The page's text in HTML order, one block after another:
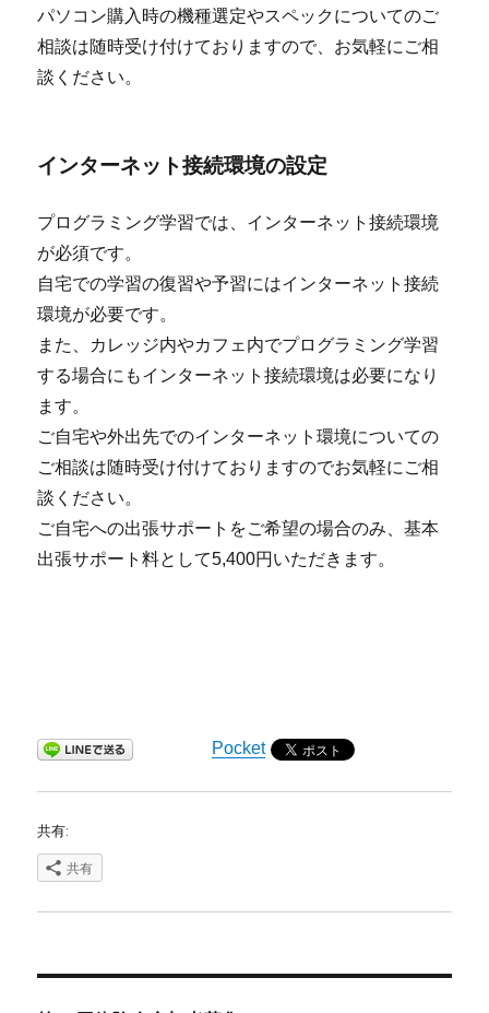
パソコン購入時の機種選定やスペックについてのご
相談は随時受け付けておりますので、お気軽にご相
談ください。
インターネット接続環境の設定
プログラミング学習では、インターネット接続環境
が必須です。
自宅での学習の復習や予習にはインターネット接続
環境が必要です。
また、カレッジ内やカフェ内でプログラミング学習
する場合にもインターネット接続環境は必要になり
ます。
ご自宅や外出先でのインターネット環境についての
ご相談は随時受け付けておりますのでお気軽にご相
談ください。
ご自宅への出張サポートをご希望の場合のみ、基本
出張サポート料として5,400円いただきます。
Pocket
共有:
共有